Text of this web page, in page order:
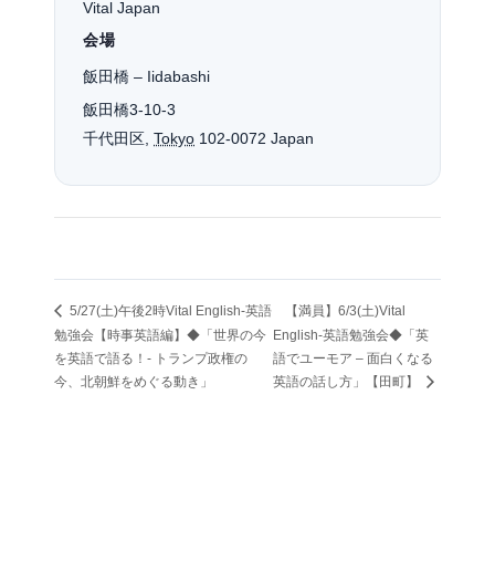
会場
飯田橋 – Iidabashi
飯田橋3-10-3
千代田区 Tokyo 102-0072 Japan
Vital Japan
5/27(土)午後2時Vital English-英語
勉強会【時事英語編】◆「世界の今
を英語で語る！- トランプ政権の
今、北朝鮮をめぐる動き」
【満員】6/3(土)Vital
English-英語勉強会◆「英
語でユーモア – 面白くなる
英語の話し方」【田町】